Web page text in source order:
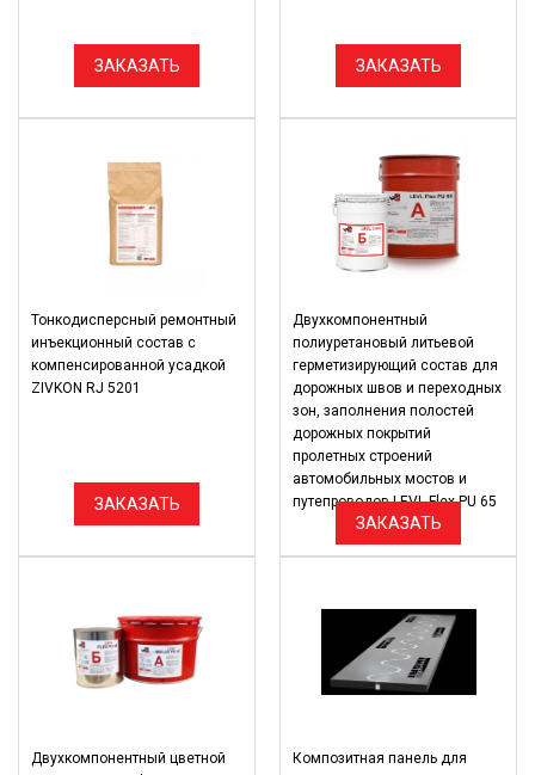
ЗАКАЗАТЬ ЗАКАЗАТЬ
Тонкодисперсный ремонтный
инъекционный состав с
компенсированной усадкой
ZIVKON RJ 5201
ЗАКАЗАТЬ
Двухкомпонентный
полиуретановый литьевой
герметизирующий состав для
дорожных швов и переходных
зон, заполнения полостей
дорожных покрытий
пролетных строений
автомобильных мостов и
путепроводов LEVL Flex PU 65
ЗАКАЗАТЬ
Двухкомпонентный цветной
Композитная панель для